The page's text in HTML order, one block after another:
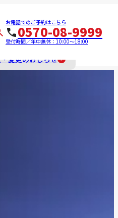
お電話でのご予約はこちら
0570-08-9999
受付時間／年中無休：10:00～18:00
変更のおしらせ